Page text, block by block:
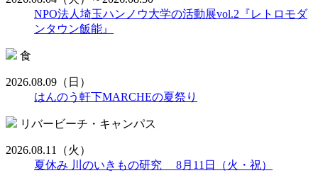
NPO法人埼玉ハンノウ大学の活動展vol.2『レトロモダ
ンタウン飯能』
食
2026.08.09 （日）
はんのう軒下MARCHEの夏祭り
リバービーチ・キャンパス
2026.08.11
（火）
夏休み 川のいきもの研究 8月11日（火・祝）